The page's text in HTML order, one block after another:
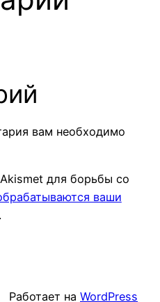
вам необходимо
для борьбы со
ваши
Работает на WordPress